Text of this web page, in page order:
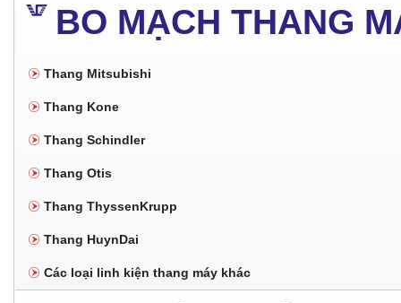
BO MẠCH THANG
Thang Mitsubishi
Thang Kone
Thang Schindler
Thang Otis
Thang ThyssenKrupp
Thang HuynDai
Các loại linh kiện thang máy khác